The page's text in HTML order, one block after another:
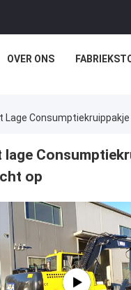
OVER ONS
Lage
lage
op